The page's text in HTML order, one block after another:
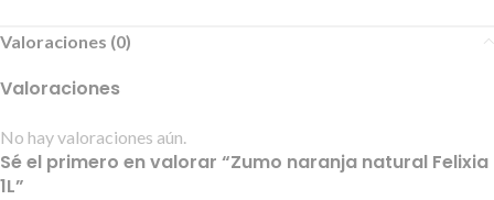
Valoraciones (0)
Valoraciones
No hay valoraciones aún.
Sé el primero en valorar “Zumo naranja natural Felixia
1L”